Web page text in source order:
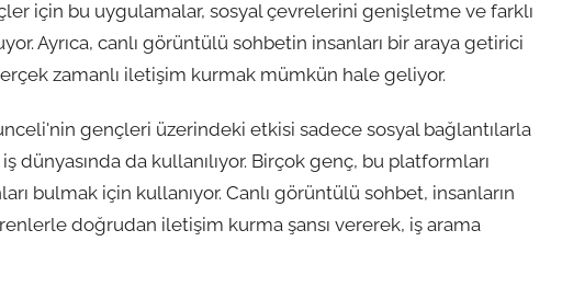
için bu uygulamalar, sosyal çevrelerini genişletme ve farklı
Ayrıca, canlı görüntülü sohbetin insanları bir araya getirici
zamanlı iletişim kurmak mümkün hale geliyor.
gençleri üzerindeki etkisi sadece sosyal bağlantılarla
dünyasında da kullanılıyor. Birçok genç, bu platformları
bulmak için kullanıyor. Canlı görüntülü sohbet, insanların
doğrudan iletişim kurma şansı vererek, iş arama